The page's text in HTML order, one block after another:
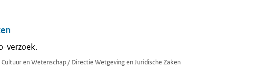
verzoek.
en Wetenschap / Directie Wetgeving en Juridische Zaken